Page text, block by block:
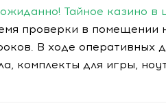
Тайное казино в
проверки в помещении
В ходе оперативных
комплекты для игры,